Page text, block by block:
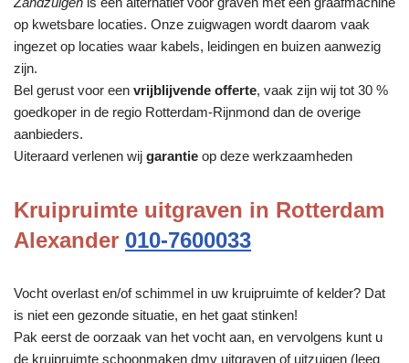
op kwetsbare locaties. Onze zuigwagen wordt daarom vaak
ingezet op locaties waar kabels, leidingen en buizen aanwezig
zijn.
Bel gerust voor een vrijblijvende offerte, vaak zijn wij tot 30 %
goedkoper in de regio Rotterdam-Rijnmond dan de overige
aanbieders.
Uiteraard verlenen wij garantie op deze werkzaamheden
Kruipruimte uitgraven in Rotterdam
Alexander 010-7600033
Vocht overlast en/of schimmel in uw kruipruimte of kelder? Dat
is niet een gezonde situatie, en het gaat stinken!
Pak eerst de oorzaak van het vocht aan, en vervolgens kunt u
de kruipruimte schoonmaken dmv uitgraven of uitzuigen (leeg